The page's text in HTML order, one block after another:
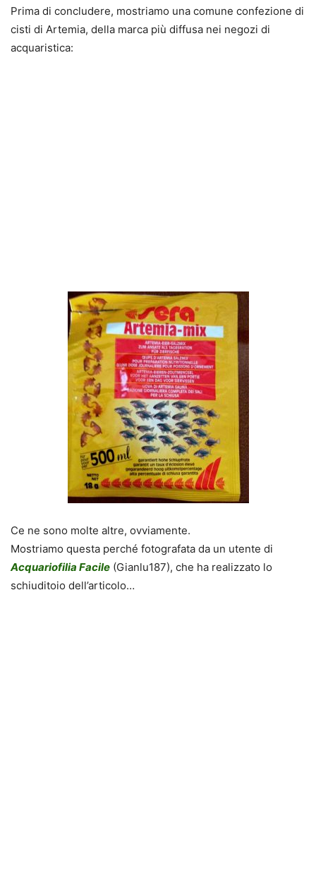
Prima di concludere, mostriamo una comune confezione di
cisti di Artemia, della marca più diffusa nei negozi di
acquaristica:
Ce ne sono molte altre, ovviamente.
Mostriamo questa perché fotografata da un utente di
Acquariofilia Facile (Gianlu187), che ha realizzato lo
schiuditoio dell’articolo…